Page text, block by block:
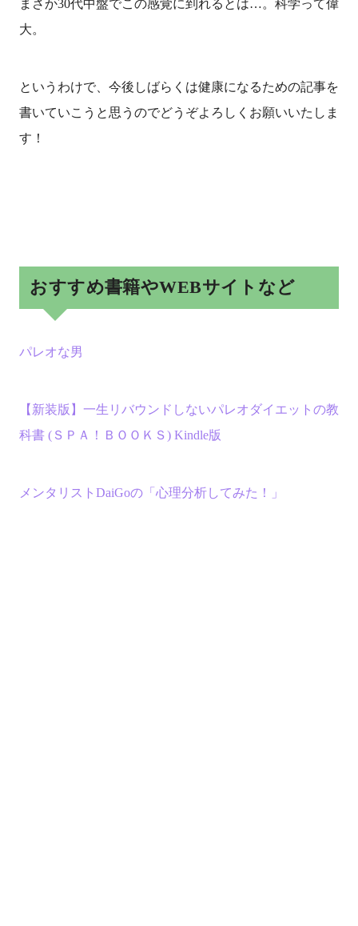
まさか30代中盤でこの感覚に到れるとは…。科学って偉
大。
というわけで、今後しばらくは健康になるための記事を
書いていこうと思うのでどうぞよろしくお願いいたしま
す！
おすすめ書籍やWEBサイトなど
パレオな男
【新装版】一生リバウンドしないパレオダイエットの教
科書 (ＳＰＡ！ＢＯＯＫＳ) Kindle版
メンタリストDaiGoの「心理分析してみた！」